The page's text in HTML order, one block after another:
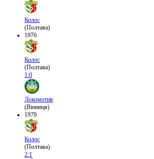
Колос
(Полтава)
1976
Колос
(Полтава)
1:0
Локомотив
(Вінниця)
1979
Колос
(Полтава)
2:1